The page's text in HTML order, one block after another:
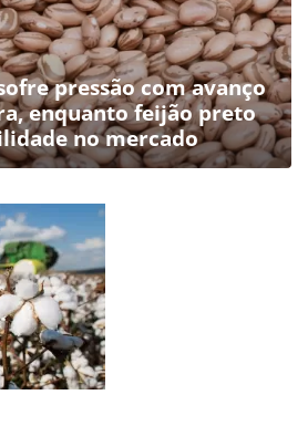
pressão com avanço
enquanto feijão preto
no mercado